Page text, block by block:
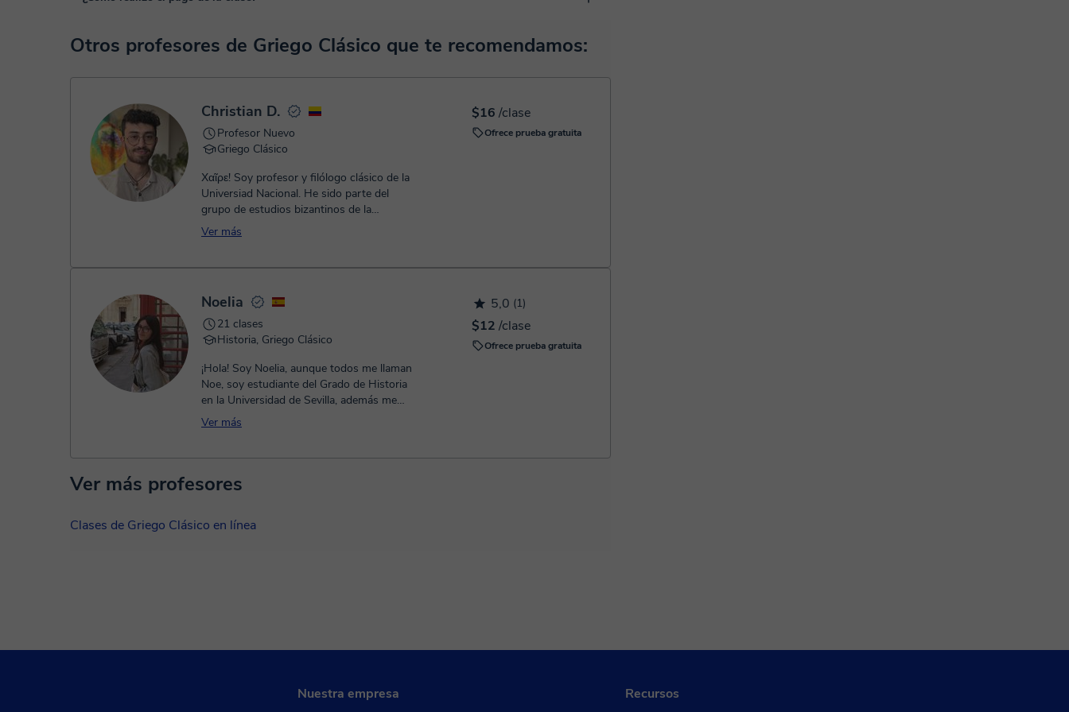
En el momento en que selecciones una clase o un pack de horas, podrás realizar el pago mediante nuestro
TPV virtual. Tienes dos opciones para efectuar el pago:
Una vez realices el pago de la clase, recibirás un e-mail de confirmación de la reserva.
Otros profesores de Griego Clásico que te recomendamos:
$16 /clase
Ofrece prueba gratuita
Christian D.
Profesor Nuevo
Griego Clásico
Χαῖρε! Soy profesor y filólogo clásico de la
Universiad Nacional. He sido parte del
grupo de estudios bizantinos de la
Universidad de Viena. Me deslum...
Ver más
5,0 (1)
$12 /clase
Ofrece prueba gratuita
Noelia
21 clases
Historia, Griego Clásico
¡Hola! Soy Noelia, aunque todos me llaman
Noe, soy estudiante del Grado de Historia
en la Universidad de Sevilla, además me
gradué en Bachillerato de ...
Ver más
Ver más profesores
Clases de Griego Clásico en línea
Nuestra empresa Recursos